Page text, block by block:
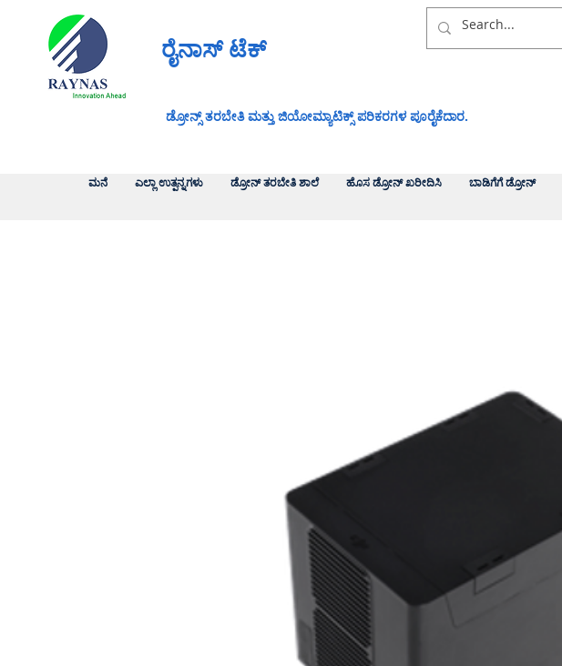
ಮನೆ ಎಲ್ಲಾ ಉತ್ಪನ್ನಗಳು ಡ್ರೋನ್ ತರಬೇತಿ ಶಾಲೆ ಹೊಸ ಡ್ರೋನ್ ಖರೀದಿಸಿ ಬಾಡಿಗೆಗೆ ಡ್ರೋನ್
ರೈನಾಸ್ ಟೆಕ್
ಡ್ರೋನ್ಸ್ ತರಬೇತಿ ಮತ್ತು ಜಿಯೋಮ್ಯಾಟಿಕ್ಸ್ ಪರಿಕರಗಳ ಪೂರೈಕೆದಾರ.